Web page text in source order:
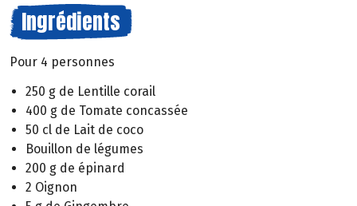
Ingrédients
Pour 4 personnes
250 g de Lentille corail
400 g de Tomate concassée
50 cl de Lait de coco
Bouillon de légumes
200 g de épinard
2 Oignon